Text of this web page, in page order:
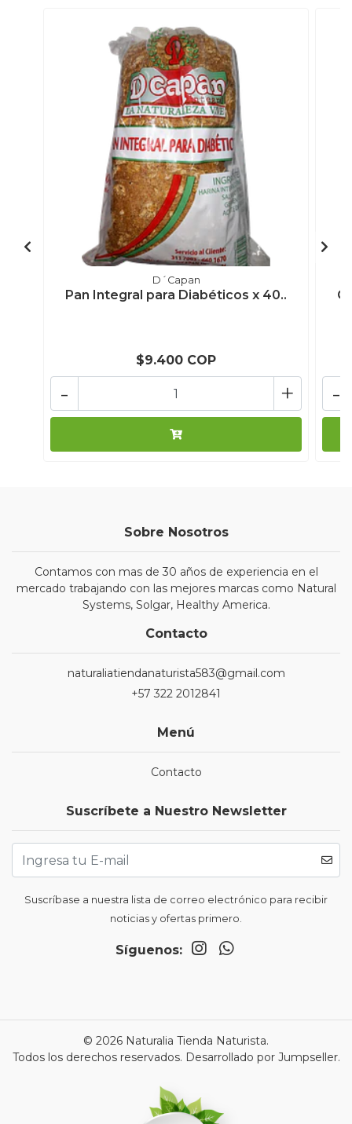
D´Capan
Pan Integral para Diabéticos x 40..
$9.400 COP
+
- -
Sobre Nosotros
Contamos con mas de 30 años de experiencia en el
mercado trabajando con las mejores marcas como Natural
Systems, Solgar, Healthy America.
Contacto
naturaliatiendanaturista583@gmail.com
+57 322 2012841
Menú
Contacto
Suscríbete a Nuestro Newsletter
Suscríbase a nuestra lista de correo electrónico para recibir
noticias y ofertas primero.
Síguenos:
© 2026 Naturalia Tienda Naturista.
Todos los derechos reservados. Desarrollado por Jumpseller.